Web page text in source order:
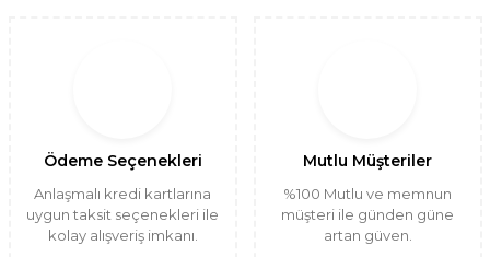
Ödeme Seçenekleri
Anlaşmalı kredi kartlarına
uygun taksit seçenekleri ile
kolay alışveriş imkanı.
Mutlu Müşteriler
%100 Mutlu ve memnun
müşteri ile günden güne
artan güven.